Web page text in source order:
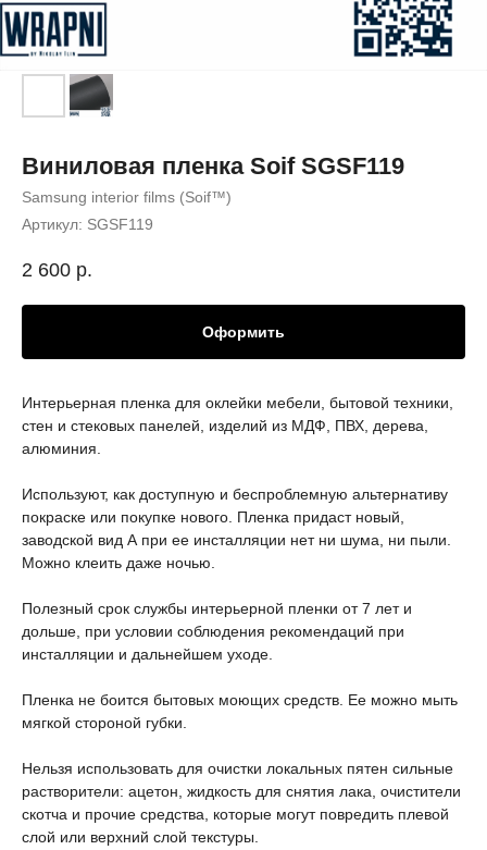
Виниловая пленка Soif SGSF119
Samsung interior films (Soif™)
Артикул: SGSF119
2 600 р.
Оформить
Интерьерная пленка для оклейки мебели, бытовой техники,
стен и стековых панелей, изделий из МДФ, ПВХ, дерева,
алюминия.
Используют, как доступную и беспроблемную альтернативу
покраске или покупке нового. Пленка придаст новый,
заводской вид А при ее инсталляции нет ни шума, ни пыли.
Можно клеить даже ночью.
Полезный срок службы интерьерной пленки от 7 лет и
дольше, при условии соблюдения рекомендаций при
инсталляции и дальнейшем уходе.
Пленка не боится бытовых моющих средств. Ее можно мыть
мягкой стороной губки.
Нельзя использовать для очистки локальных пятен сильные
растворители: ацетон, жидкость для снятия лака, очистители
скотча и прочие средства, которые могут повредить плевой
слой или верхний слой текстуры.